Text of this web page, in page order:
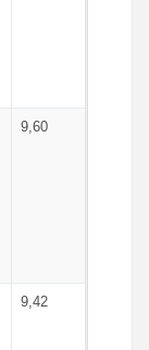
9,60
9,42